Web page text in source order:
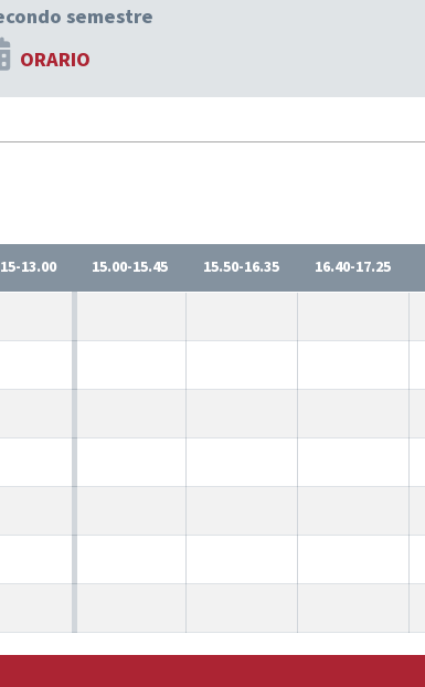
semestre
ORARIO
13.00 15.00-15.45 15.50-16.35 16.40-17.25